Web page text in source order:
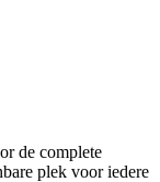
de complete
plek voor iedere